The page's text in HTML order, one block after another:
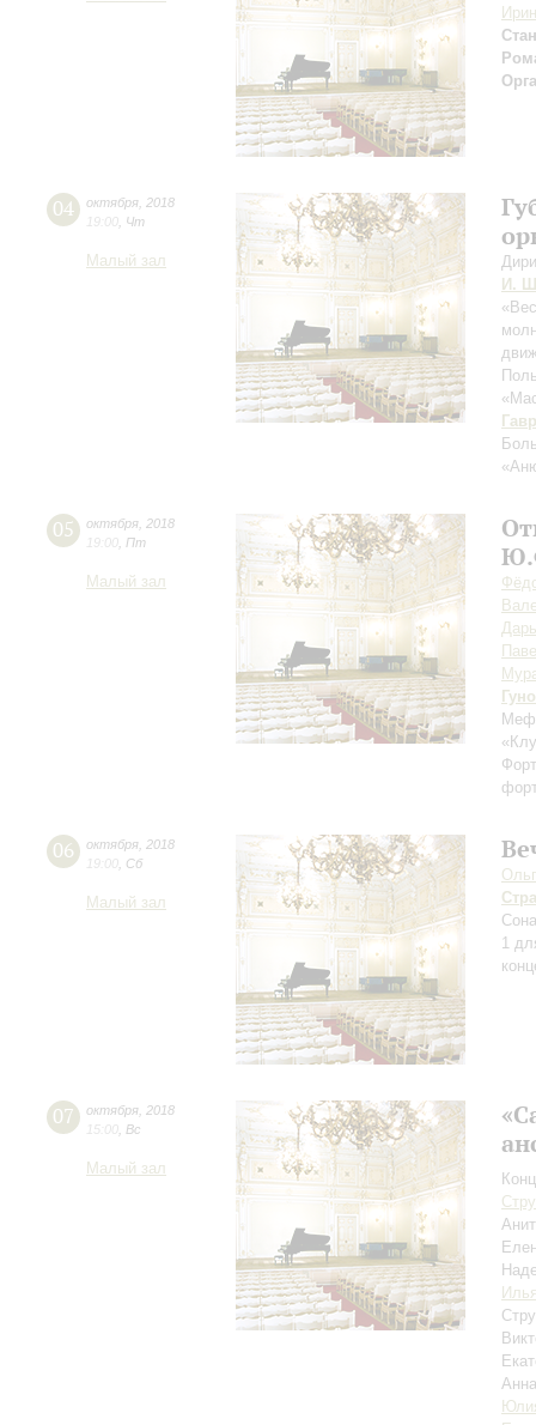
04 октября 2018
19:00 Чт
Малый зал
И.
05 октября 2018
19:00 Пт
Малый зал
Гуно
06 октября 2018
19:00 Сб
Малый зал
1
07 октября 2018
15:00 Вс
Малый зал